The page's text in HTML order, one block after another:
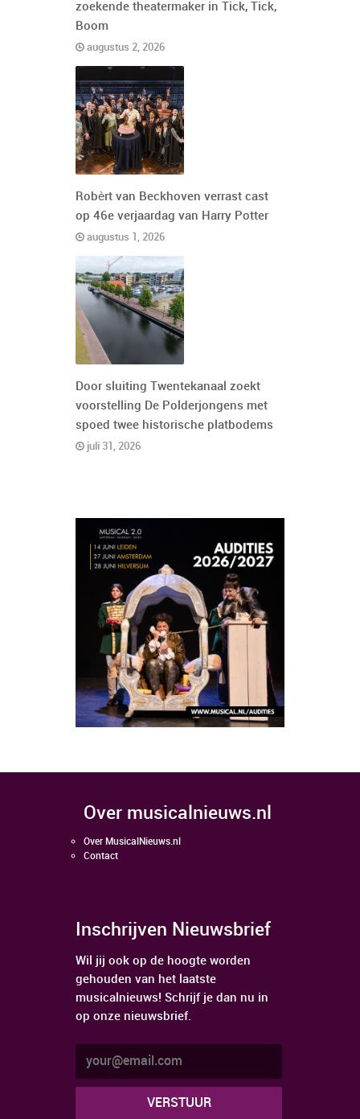
zoekende theatermaker in Tick, Tick,
Boom
augustus 2, 2026
Robèrt van Beckhoven verrast cast
op 46e verjaardag van Harry Potter
augustus 1, 2026
Door sluiting Twentekanaal zoekt
voorstelling De Polderjongens met
spoed twee historische platbodems
juli 31, 2026
over musicalnieuws.nl
Over MusicalNieuws.nl
Contact
Inschrijven Nieuwsbrief
Wil jij ook op de hoogte worden
gehouden van het laatste
musicalnieuws! Schrijf je dan nu in
op onze nieuwsbrief.